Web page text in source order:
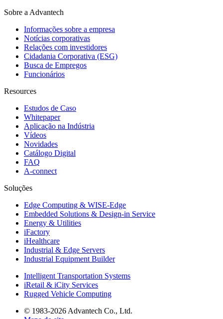
Sobre a Advantech
Informações sobre a empresa
Notícias corporativas
Relações com investidores
Cidadania Corporativa (ESG)
Busca de Empregos
Funcionários
Resources
Estudos de Caso
Whitepaper
Aplicação na Indústria
Vídeos
Novidades
Catálogo Digital
FAQ
A-connect
Soluções
Edge Computing & WISE-Edge
Embedded Solutions & Design-in Service
Energy & Utilities
iFactory
iHealthcare
Industrial & Edge Servers
Industrial Equipment Builder
Intelligent Transportation Systems
iRetail & iCity Services
Rugged Vehicle Computing
© 1983-2026 Advantech Co., Ltd.